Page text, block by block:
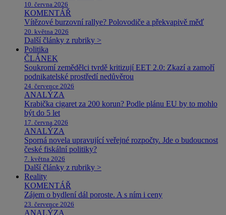
10. června 2026
KOMENTÁŘ
Vítězové burzovní rallye? Polovodiče a překvapivě měď
20. května 2026
Další články z rubriky >
Politika
ČLÁNEK
Soukromí zemědělci tvrdě kritizují EET 2.0: Zkazí a zamoří
podnikatelské prostředí nedůvěrou
24. července 2026
ANALÝZA
Krabička cigaret za 200 korun? Podle plánu EU by to mohlo
být do 5 let
17. června 2026
ANALÝZA
Sporná novela upravující veřejné rozpočty. Jde o budoucnost
české fiskální politiky?
7. května 2026
Další články z rubriky >
Reality
KOMENTÁŘ
Zájem o bydlení dál poroste. A s ním i ceny
23. července 2026
ANALÝZA